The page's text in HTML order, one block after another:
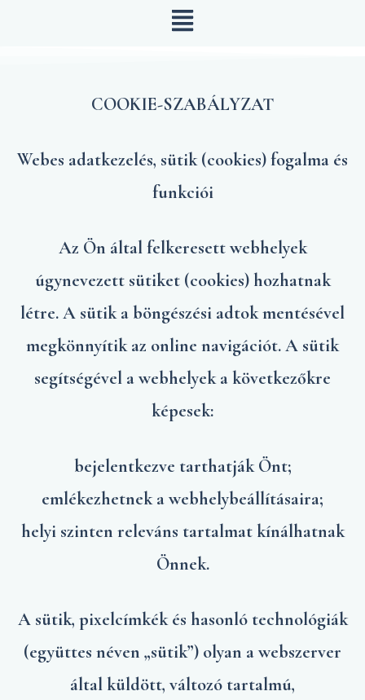
COOKIE-SZABÁLYZAT
Webes adatkezelés, sütik (cookies) fogalma és
funkciói
Az Ön által felkeresett webhelyek
úgynevezett sütiket (cookies) hozhatnak
létre. A sütik a böngészési adtok mentésével
megkönnyítik az online navigációt. A sütik
segítségével a webhelyek a következőkre
képesek:
bejelentkezve tarthatják Önt;
emlékezhetnek a webhelybeállításaira;
helyi szinten releváns tartalmat kínálhatnak
Önnek.
A sütik, pixelcímkék és hasonló technológiák
(együttes néven „sütik”) olyan a webszerver
által küldött, változó tartalmú,